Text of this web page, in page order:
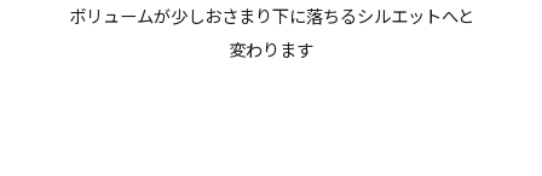
ボリュームが少しおさまり下に落ちるシルエットへと
変わります